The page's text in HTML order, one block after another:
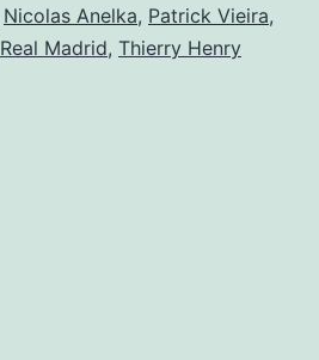
Mundial
Nicolas Anelka, Patrick Vieira,
Real Madrid, Thierry Henry